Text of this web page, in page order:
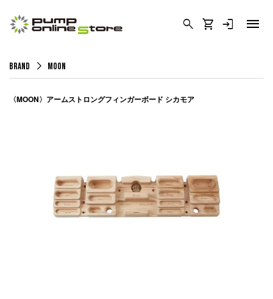
search shopping_cart login menu
BRAND arrow_forward_ios MOON
〈MOON〉アームストロングフィンガーボード シカモア